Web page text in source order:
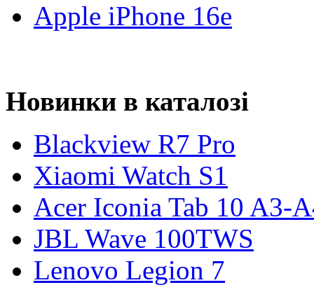
Apple iPhone 16e
Новинки в каталозі
Blackview R7 Pro
Xiaomi Watch S1
Acer Iconia Tab 10 A3-
JBL Wave 100TWS
Lenovo Legion 7